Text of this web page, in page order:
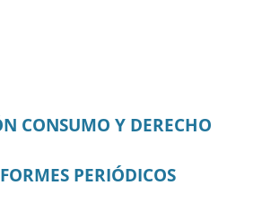
CONSUMO Y DERECHO
PERIÓDICOS